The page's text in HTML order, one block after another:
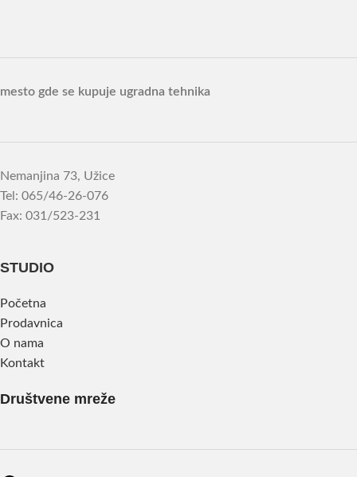
mesto gde se kupuje ugradna tehnika
Nemanjina 73, Užice
Tel: 065/46-26-076
Fax: 031/523-231
STUDIO
Početna
Prodavnica
O nama
Kontakt
Društvene mreže